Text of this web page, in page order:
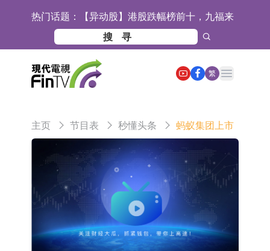
热门话题： 【异动股】港股跌幅榜前十，九福来
(08611.HK)跌21.43%，天瑞汽车内饰
(06162.HK)跌18.44%
【异动股】港股涨幅榜前十，佳明集
团控股(01271.HK)涨+78.22%，拿森
科技(02261.HK)涨+64.11%
斯迪克：公司为国内折叠屏核心功能
材料供应商
恒瑞医药：公司已在中国获批上市26
目标客户的测试认证
上期所：7月份对11个实际控制关系
账户组采取限制开仓的监管措施
特发服务：成功中标哔哩哔哩上海滨
江总部物业服务项目
亚太股份：公司是零跑汽车和
Stellantis集团的供应商
理工雷科面向边缘AI场景推出"山
海"系列智算模组 系列产品基于国产
【异动股】医疗研发外包板块拉升，
繁
Open main menu
主页 节目表 秒懂头条 蚂蚁集团上市